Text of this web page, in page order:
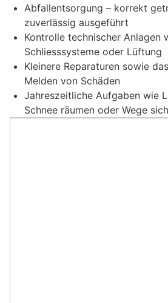
Abfallentsorgung – korrekt
zuverlässig ausgeführt
Kontrolle technischer Anlagen
Schliesssysteme oder Lüftung
Kleinere Reparaturen sowie
Melden von Schäden
Jahreszeitliche Aufgaben wie
Schnee räumen oder Wege